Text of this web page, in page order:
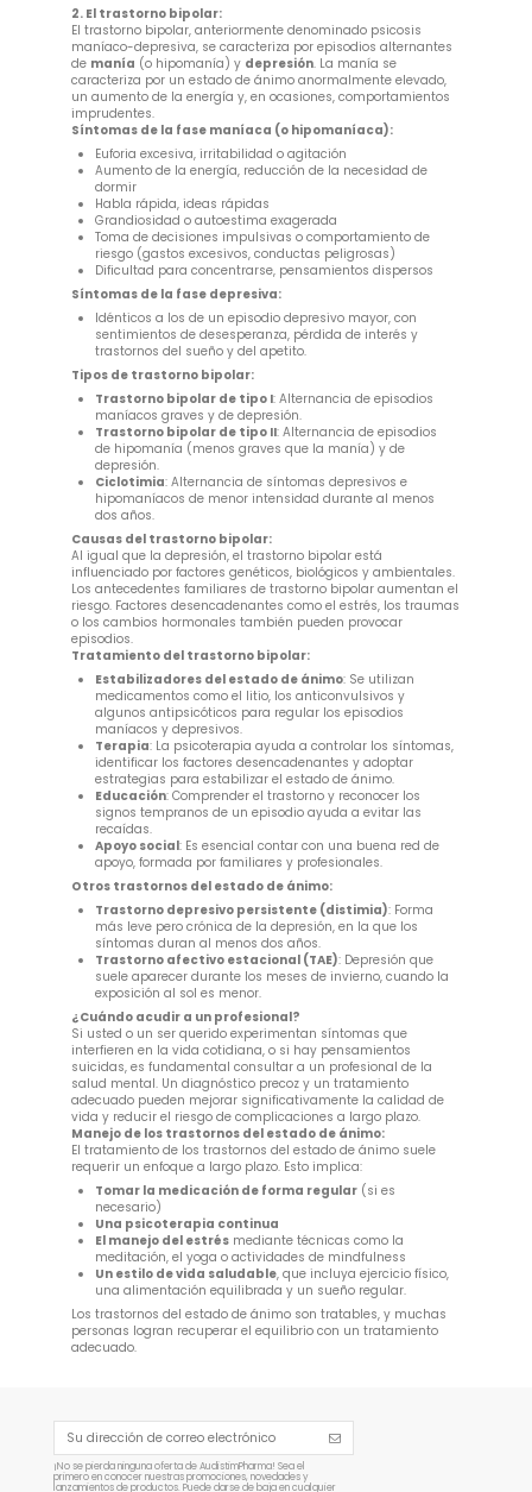
2. El trastorno bipolar:
El trastorno bipolar, anteriormente denominado psicosis
maníaco-depresiva, se caracteriza por episodios alternantes
de manía (o hipomanía) y depresión. La manía se
caracteriza por un estado de ánimo anormalmente elevado,
un aumento de la energía y, en ocasiones, comportamientos
imprudentes.
Síntomas de la fase maníaca (o hipomaníaca):
Euforia excesiva, irritabilidad o agitación
Aumento de la energía, reducción de la necesidad de
dormir
Habla rápida, ideas rápidas
Grandiosidad o autoestima exagerada
Toma de decisiones impulsivas o comportamiento de
riesgo (gastos excesivos, conductas peligrosas)
Dificultad para concentrarse, pensamientos dispersos
Síntomas de la fase depresiva:
Idénticos a los de un episodio depresivo mayor, con
sentimientos de desesperanza, pérdida de interés y
trastornos del sueño y del apetito.
Tipos de trastorno bipolar:
Trastorno bipolar de tipo I: Alternancia de episodios
maníacos graves y de depresión.
Trastorno bipolar de tipo II: Alternancia de episodios
de hipomanía (menos graves que la manía) y de
depresión.
Ciclotimia: Alternancia de síntomas depresivos e
hipomaníacos de menor intensidad durante al menos
dos años.
Causas del trastorno bipolar:
Al igual que la depresión, el trastorno bipolar está
influenciado por factores genéticos, biológicos y ambientales.
Los antecedentes familiares de trastorno bipolar aumentan el
riesgo. Factores desencadenantes como el estrés, los traumas
o los cambios hormonales también pueden provocar
episodios.
Tratamiento del trastorno bipolar:
Estabilizadores del estado de ánimo: Se utilizan
medicamentos como el litio, los anticonvulsivos y
algunos antipsicóticos para regular los episodios
maníacos y depresivos.
Terapia: La psicoterapia ayuda a controlar los síntomas,
identificar los factores desencadenantes y adoptar
estrategias para estabilizar el estado de ánimo.
Educación: Comprender el trastorno y reconocer los
signos tempranos de un episodio ayuda a evitar las
recaídas.
Apoyo social: Es esencial contar con una buena red de
apoyo, formada por familiares y profesionales.
Otros trastornos del estado de ánimo:
Trastorno depresivo persistente (distimia): Forma
más leve pero crónica de la depresión, en la que los
síntomas duran al menos dos años.
Trastorno afectivo estacional (TAE): Depresión que
suele aparecer durante los meses de invierno, cuando la
exposición al sol es menor.
¿Cuándo acudir a un profesional?
Si usted o un ser querido experimentan síntomas que
interfieren en la vida cotidiana, o si hay pensamientos
suicidas, es fundamental consultar a un profesional de la
salud mental. Un diagnóstico precoz y un tratamiento
adecuado pueden mejorar significativamente la calidad de
vida y reducir el riesgo de complicaciones a largo plazo.
Manejo de los trastornos del estado de ánimo:
El tratamiento de los trastornos del estado de ánimo suele
requerir un enfoque a largo plazo. Esto implica:
Tomar la medicación de forma regular(si es
necesario)
Una psicoterapia continua
El manejo del estrésmediante técnicas como la
meditación, el yoga o actividades de mindfulness
Un estilo de vida saludable, que incluya ejercicio físico,
una alimentación equilibrada y un sueño regular.
Los trastornos del estado de ánimo son tratables, y muchas
personas logran recuperar el equilibrio con un tratamiento
adecuado.
¡No se pierda ninguna oferta de AudistimPharma! Sea el
primero en conocer nuestras promociones, novedades y
lanzamientos de productos. Puede darse de baja en cualquier